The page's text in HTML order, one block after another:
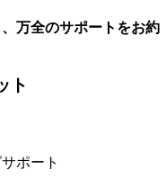
万全のサポートをお約
ト
ポート